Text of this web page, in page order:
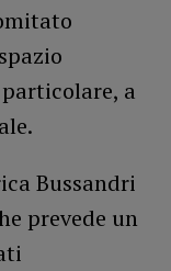
a
Bussandri
prevede un